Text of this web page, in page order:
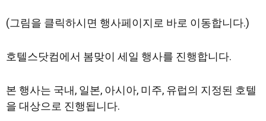
(그림을 클릭하시면 행사페이지로 바로 이동합니다.)
호텔스닷컴에서 봄맞이 세일 행사를 진행합니다.
본 행사는 국내, 일본, 아시아, 미주, 유럽의 지정된 호텔
을 대상으로 진행됩니다.